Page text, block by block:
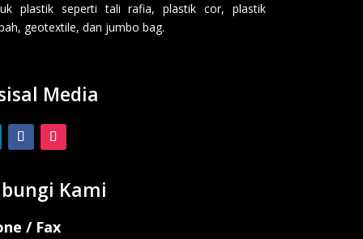
plastik seperti tali rafia, plastik cor, plastik
geotextile, dan jumbo bag.
Media
Kami
/ Fax